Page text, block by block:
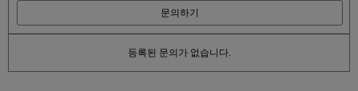
문의하기
등록된 문의가 없습니다.